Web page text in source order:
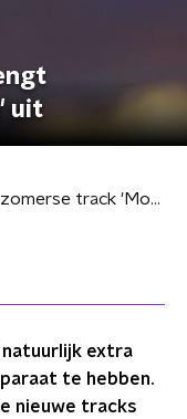
uit
Nandoleaks: Ir-Sais brengt zomerse track 'Motiva' uit
extra
te hebben.
nieuwe tracks